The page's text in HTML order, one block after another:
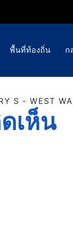
พื้นที่ท้องถิ่น ก
S - WEST
เห็น